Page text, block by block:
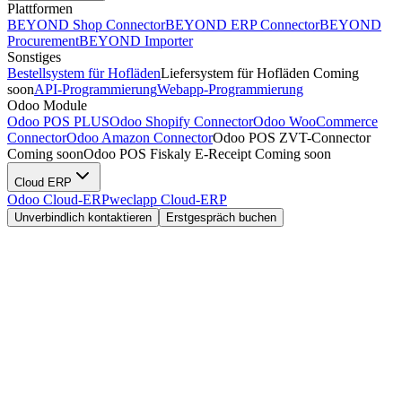
Plattformen
BEYOND Shop ConnectorBEYOND ERP ConnectorBEYOND
ProcurementBEYOND Importer
Sonstiges
Bestellsystem für HoflädenLiefersystem für Hofläden Coming
soonAPI-ProgrammierungWebapp-Programmierung
Odoo Module
Odoo POS PLUSOdoo Shopify ConnectorOdoo WooCommerce
ConnectorOdoo Amazon ConnectorOdoo POS ZVT-Connector
Coming soonOdoo POS Fiskaly E-Receipt Coming soon
Cloud ERP
Odoo Cloud-ERPweclapp Cloud-ERP
Unverbindlich kontaktieren Erstgespräch buchen